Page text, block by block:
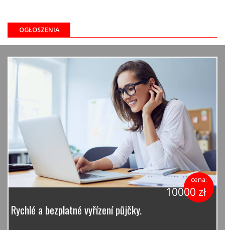
OGŁOSZENIA
cena:
10000 zł
Rychlé a bezplatné vyřízení půjčky.